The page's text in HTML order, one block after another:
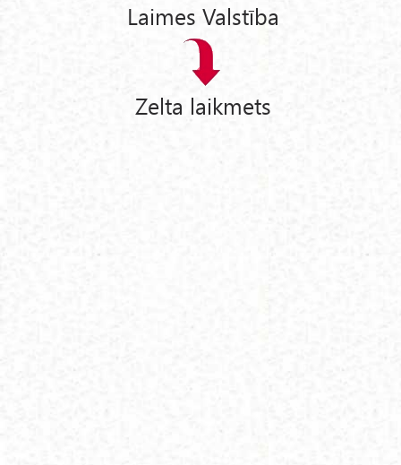
Laimes Valstība
Zelta laikmets